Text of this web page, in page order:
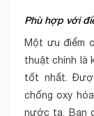
Phù hợp với
Một ưu điểm
thuật chính là
tốt nhất.
chống oxy
nước ta. Bạn